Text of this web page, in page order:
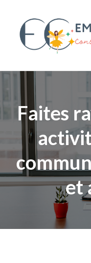
Emiline
Faites savoir que vous
Faites
et